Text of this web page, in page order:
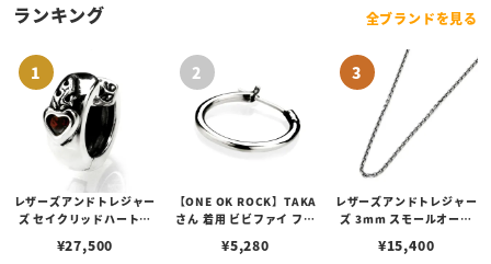
ランキング 全ブランドを見る
レザーズアンドトレジャー
ズ セイクリッドハートピ
¥27,500
【ONE OK ROCK】TAKA
さん 着用 ビビファイ フー
¥5,280
レザーズアンドトレジャー
ズ 3mm スモールオーバ
ブスタークラスプ＆LTロ
¥15,400